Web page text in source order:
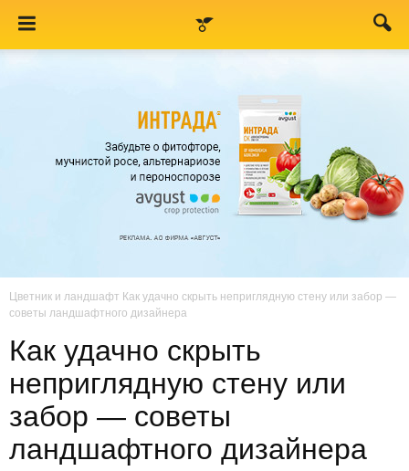
Цветник и ландшафт Как удачно скрыть неприглядную стену или забор —
советы ландшафтного дизайнера
Как удачно скрыть
неприглядную стену или
забор — советы
ландшафтного дизайнера